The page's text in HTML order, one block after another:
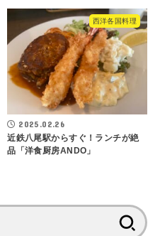
西洋各国料理
2025.02.26
近鉄八尾駅からすぐ！ランチが絶
品「洋食厨房ANDO」